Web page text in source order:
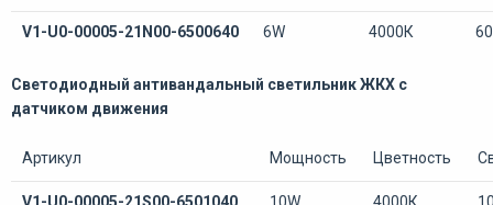
V1-U0-00005-21N00-6500640 6W 4000К
Светодиодный антивандальный светильник ЖКХ с
датчиком движения
Артикул Мощность Цветность